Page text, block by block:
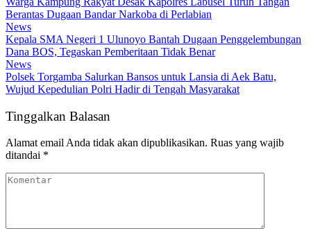
Berantas Dugaan Bandar Narkoba di Perlabian
News
Kepala SMA Negeri 1 Ulunoyo Bantah Dugaan Penggelembungan
Dana BOS, Tegaskan Pemberitaan Tidak Benar
News
Polsek Torgamba Salurkan Bansos untuk Lansia di Aek Batu,
Wujud Kepedulian Polri Hadir di Tengah Masyarakat
Tinggalkan Balasan
Alamat email Anda tidak akan dipublikasikan. Ruas yang wajib
ditandai *